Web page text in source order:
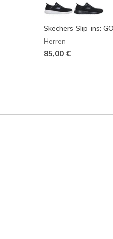
Skechers Slip-ins:
Herren
85,00 €